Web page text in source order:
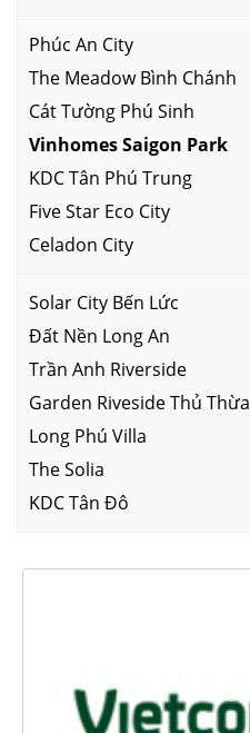
Phúc An City
The Meadow Bình Chánh
Cát Tường Phú Sinh
Vinhomes Saigon Park
KDC Tân Phú Trung
Five Star Eco City
Celadon City
Solar City Bến Lức
Đất Nền Long An
Trần Anh Riverside
Garden Riveside Thủ Thừa
Long Phú Villa
The Solia
KDC Tân Đô